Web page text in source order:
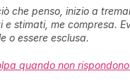
che penso, inizio a
stimati, me compresa.
o essere esclusa.
quando non